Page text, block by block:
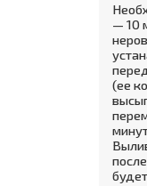
— 10
(ее